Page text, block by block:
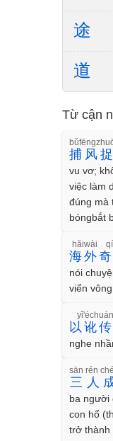
途
道
Từ cận
捕风
vu vơ;
việc làm
đúng mà
bóngbắt
海外
hǎiwài
nói
viển vông
以讹
nghe
三人
sān rén
ba người
con hổ
trở thành